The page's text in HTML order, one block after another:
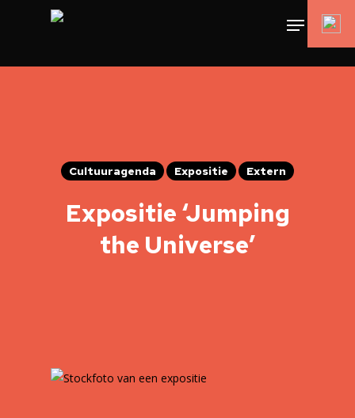
Cultuuragenda Expositie Extern
Expositie ‘Jumping
the Universe’